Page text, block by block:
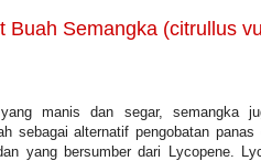
Buah Semangka (citrullus
manis dan segar, semangka
sebagai alternatif pengobatan
yang bersumber dari Lycopene.